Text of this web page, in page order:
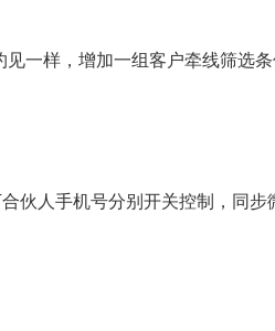
一样，增加一组客户牵线筛选
伙人手机号分别开关控制，同